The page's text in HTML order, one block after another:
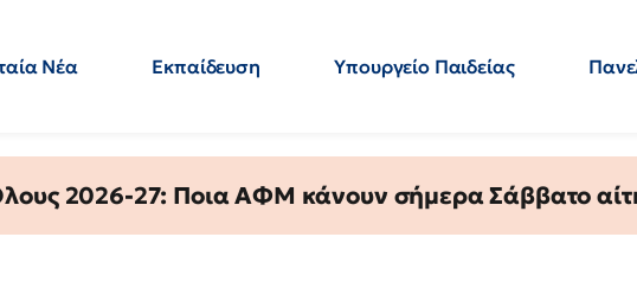
Νέα Εκπαίδευση Υπουργείο Παιδείας
2026-27: Ποια ΑΦΜ κάνουν σήμερα Σάββατο